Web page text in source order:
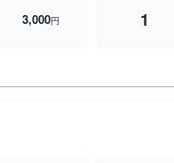
3,000円 1